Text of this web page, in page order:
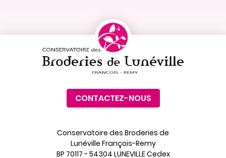
CONTACTEZ-NOUS
Conservatoire des Broderies de
Lunéville François-Remy
BP 70117 - 54304 LUNEVILLE Cedex